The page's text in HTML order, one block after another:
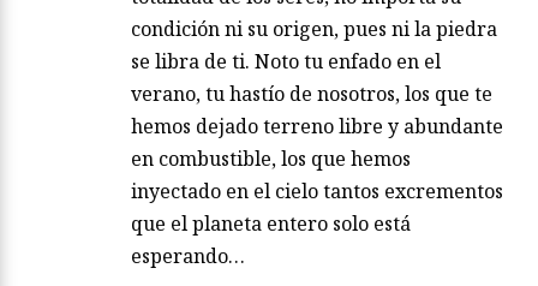
condición ni su origen, pues ni la piedra
se libra de ti. Noto tu enfado en el
verano, tu hastío de nosotros, los que te
hemos dejado terreno libre y abundante
en combustible, los que hemos
inyectado en el cielo tantos excrementos
que el planeta entero solo está
esperando…